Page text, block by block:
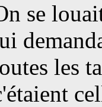
se
les